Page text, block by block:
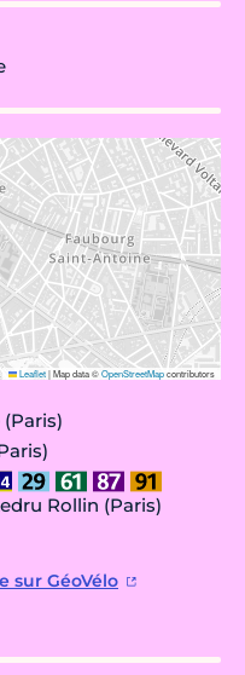
Leaflet|Map data ©OpenStreetMapcontributors
Rollin (Paris)
sur GéoVélo